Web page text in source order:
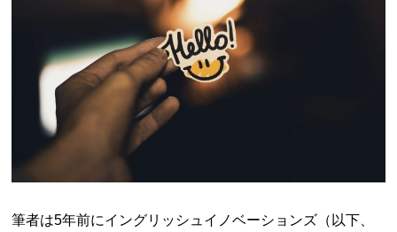
筆者は5年前にイングリッシュイノベーションズ（以下、